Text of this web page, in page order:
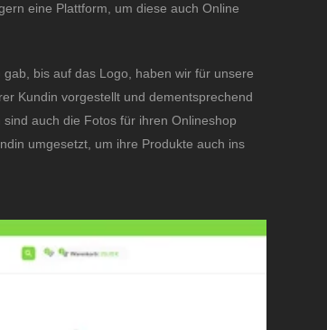
eine Plattform, um diese auch Online
bis auf das Logo, haben wir für unsere
Kundin vorgestellt und dementsprechend
auch die Fotos für ihren Onlineshop
umgesetzt, um ihre Produkte auch ins